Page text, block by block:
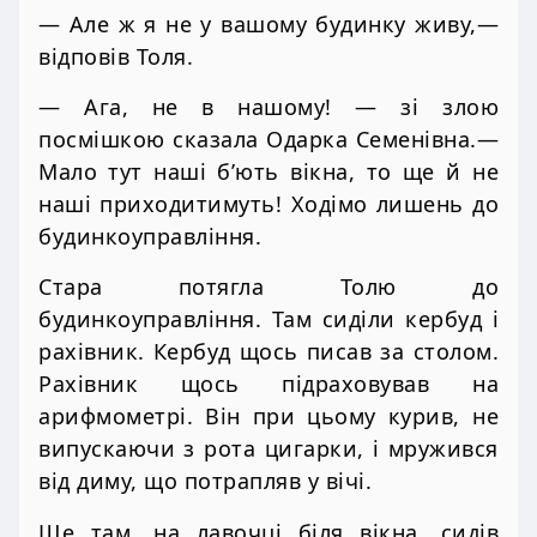
— Але ж я не у вашому будинку живу,—
відповів Толя.
— Ага, не в нашому! — зі злою
посмішкою сказала Одарка Семенівна.—
Мало тут наші б’ють вікна, то ще й не
наші приходитимуть! Ходімо лишень до
будинкоуправління.
Стара потягла Толю до
будинкоуправління. Там сиділи кербуд і
рахівник. Кербуд щось писав за столом.
Рахівник щось підраховував на
арифмометрі. Він при цьому курив, не
випускаючи з рота цигарки, і мружився
від диму, що потрапляв у вічі.